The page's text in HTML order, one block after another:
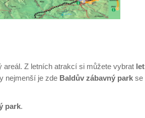
Z letních atrakcí si můžete vybrat
nejmenší je zde Baldův zábavný park se
park.